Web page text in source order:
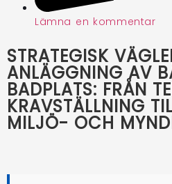
Lämna en kommentar
STRATEGISK
ANLÄGGNING AV
BADPLATS: FRÅN
KRAVSTÄLLNING
MILJÖ- OCH